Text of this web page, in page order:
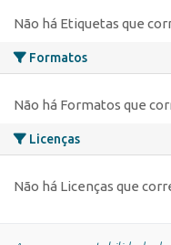
Não há Etiquetas que
Formatos
Não há Formatos que
Licenças
Não há Licenças que